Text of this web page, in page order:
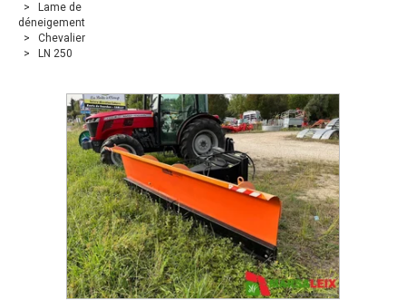
Lame de
déneigement
Chevalier
LN 250